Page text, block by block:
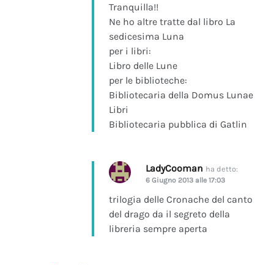
Tranquilla!!
Ne ho altre tratte dal libro La
sedicesima Luna
per i libri:
Libro delle Lune
per le biblioteche:
Bibliotecaria della Domus Lunae
Libri
Bibliotecaria pubblica di Gatlin
LadyCooman ha detto:
6 Giugno 2013 alle 17:03
trilogia delle Cronache del canto
del drago da il segreto della
libreria sempre aperta